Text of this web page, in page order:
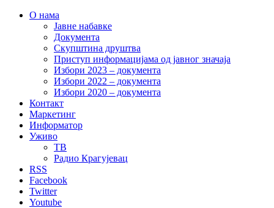
О нама
Јавне набавке
Документа
Скупштина друштва
Приступ информацијама од јавног значаја
Избори 2023 – документа
Избори 2022 – документа
Избори 2020 – документа
Контакт
Маркетинг
Информатор
Уживо
ТВ
Радио Крагујевац
RSS
Facebook
Twitter
Youtube